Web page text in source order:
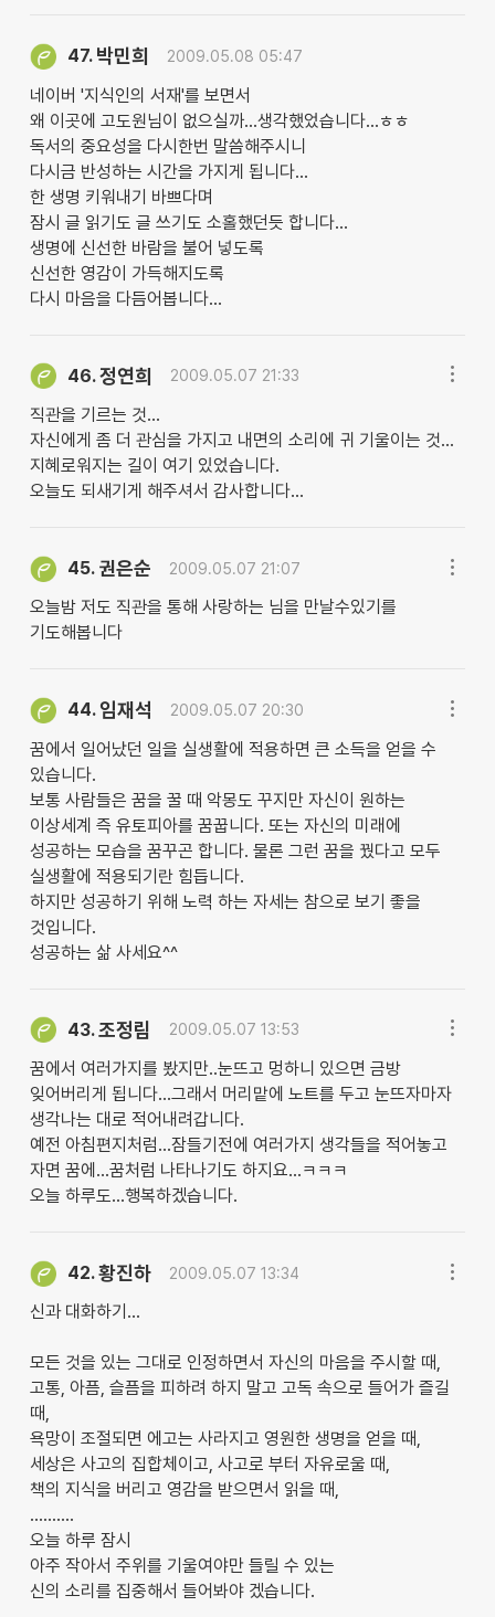
47. 박민희 2009.05.08 05:47
네이버 '지식인의 서재'를 보면서
왜 이곳에 고도원님이 없으실까...생각했었습니다...ㅎㅎ
독서의 중요성을 다시한번 말씀해주시니
다시금 반성하는 시간을 가지게 됩니다...
한 생명 키워내기 바쁘다며
잠시 글 읽기도 글 쓰기도 소홀했던듯 합니다...
생명에 신선한 바람을 불어 넣도록
신선한 영감이 가득해지도록
다시 마음을 다듬어봅니다...
46.정연희 2009.05.07 21:33
직관을 기르는 것...
자신에게 좀 더 관심을 가지고 내면의 소리에 귀 기울이는 것...
지혜로워지는 길이 여기 있었습니다.
오늘도 되새기게 해주셔서 감사합니다...
45. 권은순 2009.05.07 21:07
오늘밤 저도 직관을 통해 사랑하는 님을 만날수있기를
기도해봅니다
44. 임재석 2009.05.07 20:30
꿈에서 일어났던 일을 실생활에 적용하면 큰 소득을 얻을 수
있습니다.
보통 사람들은 꿈을 꿀 때 악몽도 꾸지만 자신이 원하는
이상세계 즉 유토피아를 꿈꿉니다. 또는 자신의 미래에
성공하는 모습을 꿈꾸곤 합니다. 물론 그런 꿈을 꿨다고 모두
실생활에 적용되기란 힘듭니다.
하지만 성공하기 위해 노력 하는 자세는 참으로 보기 좋을
것입니다.
성공하는 삶 사세요^^
43.조정림 2009.05.07 13:53
꿈에서 여러가지를 봤지만..눈뜨고 멍하니 있으면 금방
잊어버리게 됩니다...그래서 머리맡에 노트를 두고 눈뜨자마자
생각나는 대로 적어내려갑니다.
예전 아침편지처럼...잠들기전에 여러가지 생각들을 적어놓고
자면 꿈에...꿈처럼 나타나기도 하지요...ㅋㅋㅋ
오늘 하루도...행복하겠습니다.
42.황진하 2009.05.07 13:34
신과 대화하기...
모든 것을 있는 그대로 인정하면서 자신의 마음을 주시할 때,
고통, 아픔, 슬픔을 피하려 하지 말고 고독 속으로 들어가 즐길
때,
욕망이 조절되면 에고는 사라지고 영원한 생명을 얻을 때,
세상은 사고의 집합체이고, 사고로 부터 자유로울 때,
책의 지식을 버리고 영감을 받으면서 읽을 때,
..........
오늘 하루 잠시
아주 작아서 주위를 기울여야만 들릴 수 있는
신의 소리를 집중해서 들어봐야 겠습니다.